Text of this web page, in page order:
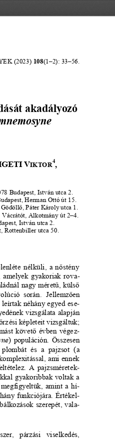
(2023) 108(1–2): 33–56
akadályozó
VIKTOR4,
Budapest, István utca 2.
Herman Ottó út 15.
Páter Károly utca 1.
Vácrátót, Alkotmány út 2–4.
István utca 2.
Rottenbiller utca 50.
nélküli, a nőstény
amelyek gyakoriak rova-
nagy méretű, külső
során.
Jellemzően
leírtak néhány egyed ese-
vizsgálata alapján
ési képleteit vizsgáltuk;
követő évben végez-
) populáción. Összesen
és  a  pajzsot  (a
ami ennek
A pajzsméretek-
gyakoribbak voltak a
amint a hí-
funkciójára. Értékel-
szerepét, vala-
párzási  viselkedés,